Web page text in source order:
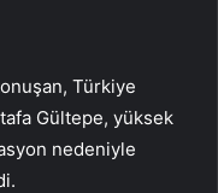
Türkiye
Gültepe, yüksek
nedeniyle